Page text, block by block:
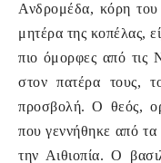
Ανδρομέδα, κόρη του
μητέρα της κοπέλας,
πιο όμορφες από τις
στον πατέρα τους,
προσβολή. Ο θεός,
που γεννήθηκε από τα
την Αιθιοπία. Ο